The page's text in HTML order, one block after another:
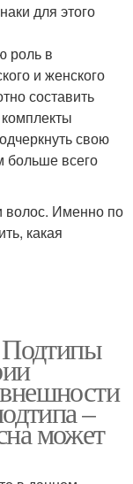
для этого
роль в
и женского
составить
свою
больше всего
волос. Именно по
какая
Подтипы
–
может